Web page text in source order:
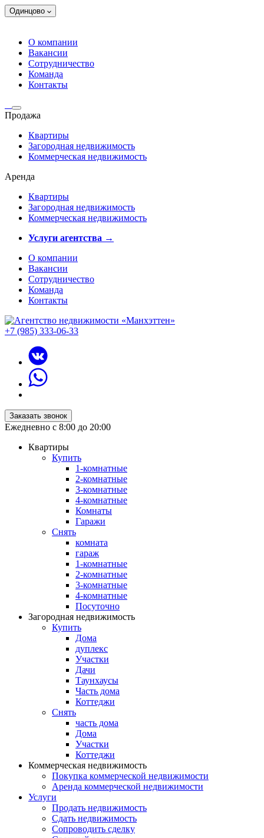
Одинцово
О компании
Вакансии
Сотрудничество
Команда
Контакты
Продажа
Квартиры
Загородная недвижимость
Коммерческая недвижимость
Аренда
Квартиры
Загородная недвижимость
Коммерческая недвижимость
Услуги агентства →
О компании
Вакансии
Сотрудничество
Команда
Контакты
+7 (985) 333-06-33
Заказать звонок
Ежедневно с 8:00 до 20:00
Квартиры
Купить
1-комнатные
2-комнатные
3-комнатные
4-комнатные
Комнаты
Гаражи
Снять
комната
гараж
1-комнатные
2-комнатные
3-комнатные
4-комнатные
Посуточно
Загородная недвижимость
Купить
Дома
дуплекс
Участки
Дачи
Таунхаусы
Часть дома
Коттеджи
Снять
часть дома
Дома
Участки
Коттеджи
Коммерческая недвижимость
Покупка коммерческой недвижимости
Аренда коммерческой недвижимости
Услуги
Продать недвижимость
Сдать недвижимость
Сопроводить сделку